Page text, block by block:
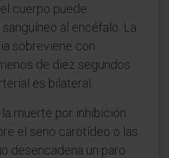
cuerpo puede
al encéfalo. La
sobreviene con
de diez segundos
es bilateral.
muerte por inhibición
el seno carotídeo o las
desencadena un paro